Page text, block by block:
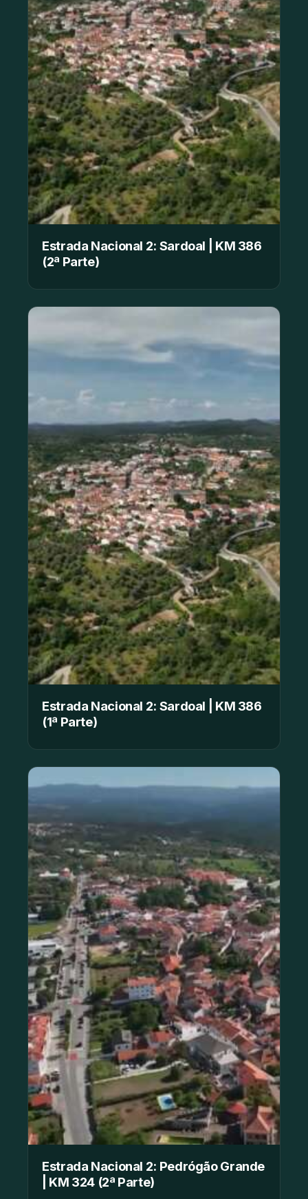
Estrada Nacional 2: Sardoal | KM 386
(2ª Parte)
Estrada Nacional 2: Sardoal | KM 386
(1ª Parte)
Estrada Nacional 2: Pedrógão Grande
| KM 324 (2ª Parte)